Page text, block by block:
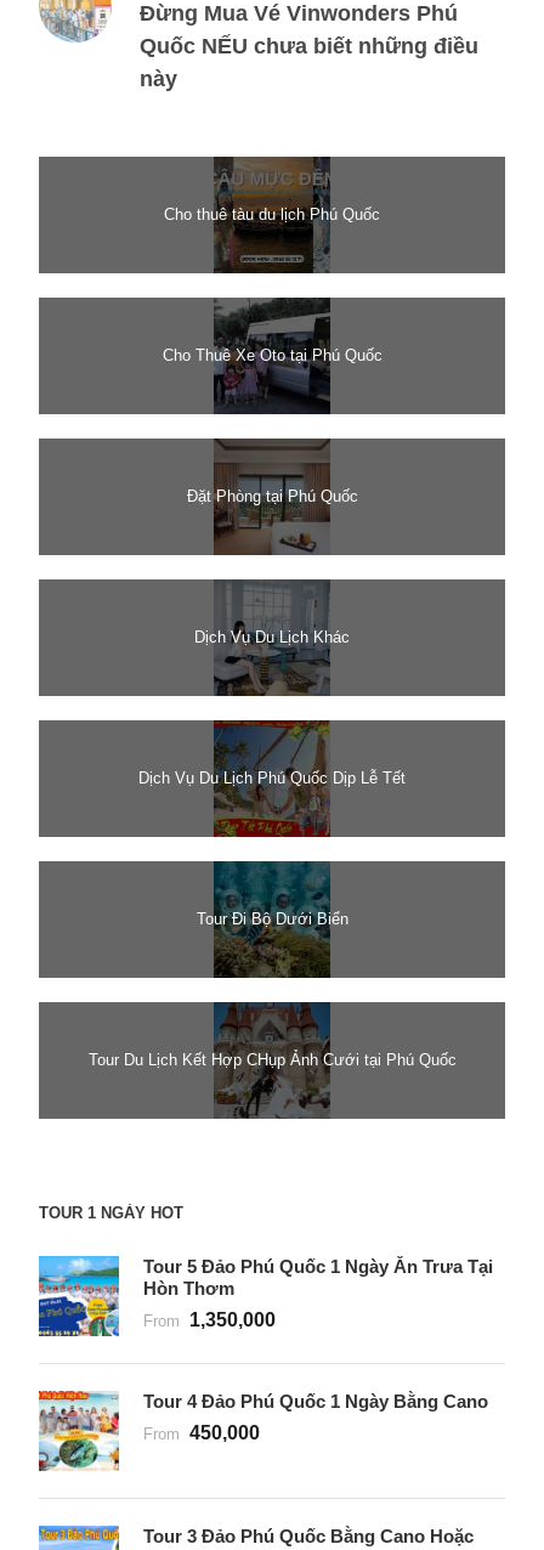
Đừng Mua Vé Vinwonders Phú
Quốc NẾU chưa biết những điều
này
Cho thuê tàu du lịch Phú Quốc
Cho Thuê Xe Oto tại Phú Quốc
Đặt Phòng tại Phú Quốc
Dịch Vụ Du Lịch Khác
Dịch Vụ Du Lịch Phú Quốc Dịp Lễ Tết
Tour Đi Bộ Dưới Biển
Tour Du Lịch Kết Hợp CHụp Ảnh Cưới tại Phú Quốc
TOUR 1 NGÀY HOT
Tour 5 Đảo Phú Quốc 1 Ngày Ăn Trưa Tại
Hòn Thơm
From 1,350,000
Tour 4 Đảo Phú Quốc 1 Ngày Bằng Cano
From 450,000
Tour 3 Đảo Phú Quốc Bằng Cano Hoặc